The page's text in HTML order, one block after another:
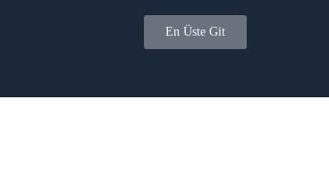
En Üste Git